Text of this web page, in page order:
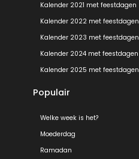
Kalender 2021 met feestdagen
Kalender 2022 met feestdagen
Kalender 2023 met feestdagen
Kalender 2024 met feestdagen
Kalender 2025 met feestdagen
Populair
Welke week is het?
Moederdag
Ramadan